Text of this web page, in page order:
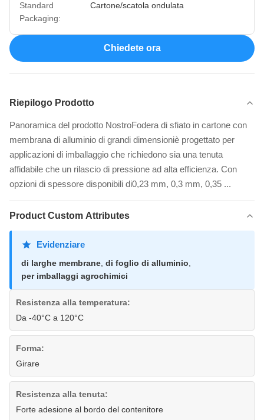
Standard
Packaging:
Cartone/scatola ondulata
Chiedete ora
Riepilogo Prodotto
Panoramica del prodotto NostroFodera di sfiato in cartone con
membrana di alluminio di grandi dimensioniè progettato per
applicazioni di imballaggio che richiedono sia una tenuta
affidabile che un rilascio di pressione ad alta efficienza. Con
opzioni di spessore disponibili di0,23 mm, 0,3 mm, 0,35 ...
Product Custom Attributes
Evidenziare
di larghe membrane, di foglio di alluminio,
per imballaggi agrochimici
Resistenza alla temperatura:
Da -40°C a 120°C
Forma:
Girare
Resistenza alla tenuta:
Forte adesione al bordo del contenitore